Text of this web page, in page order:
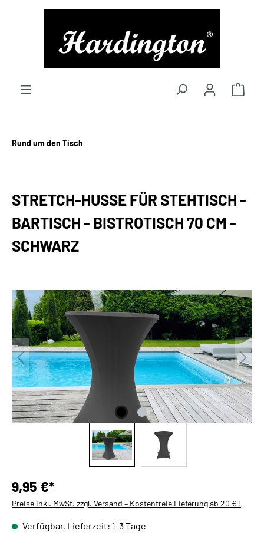
springen
Rund um den Tisch
STRETCH-HUSSE FÜR STEHTISCH -
BARTISCH - BISTROTISCH 70 CM -
SCHWARZ
Bildergalerie überspringen
9,95 €*
Preise inkl. MwSt. zzgl. Versand – Kostenfreie Lieferung ab 20 € !
Verfügbar, Lieferzeit: 1-3 Tage